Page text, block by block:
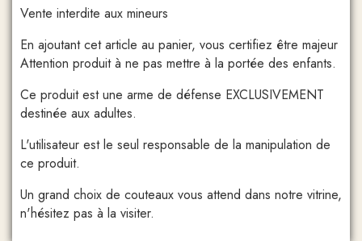
Vente interdite aux mineurs
En ajoutant cet article au panier, vous certifiez être majeur
Attention produit à ne pas mettre à la portée des enfants.
Ce produit est une arme de défense EXCLUSIVEMENT
destinée aux adultes.
L'utilisateur est le seul responsable de la manipulation de
ce produit.
Un grand choix de couteaux vous attend dans notre vitrine,
n'hésitez pas à la visiter.